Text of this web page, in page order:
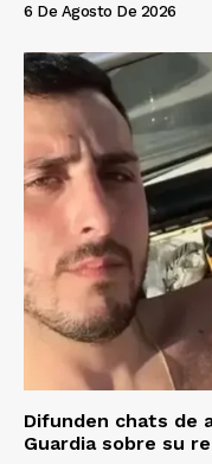
6 De Agosto De 2026
Difunden chats de
Guardia sobre su